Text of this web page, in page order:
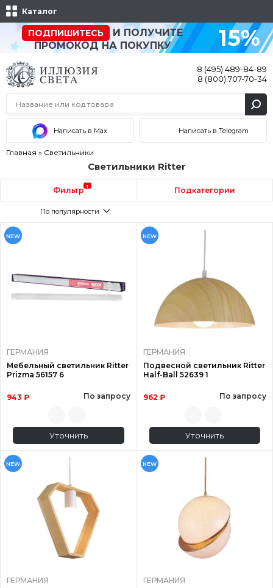
Каталог
ПОДПИШИТЕСЬ
И ПОЛУЧИТЕ
ПРОМОКОД НА ПОКУПКУ
15%
8 (495) 489-84-89
8 (800) 707-70-34
Написать в Max Написать в Telegram
Главная » Светильники
Светильники Ritter
Фильтр 1 Подкатегории
По популярности
NEW
ГЕРМАНИЯ
Мебельный светильник Ritter
Prizma 56157 6
943 ₽ По запросу
Уточнить
NEW
ГЕРМАНИЯ
Подвесной светильник Ritter
Half-Ball 52639 1
962 ₽ По запросу
Уточнить
NEW
ГЕРМАНИЯ
NEW
ГЕРМАНИЯ